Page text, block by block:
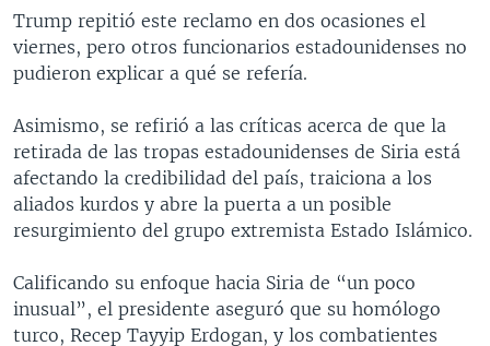
Trump repitió este reclamo en dos ocasiones el
viernes, pero otros funcionarios estadounidenses no
pudieron explicar a qué se refería.
Asimismo, se refirió a las críticas acerca de que la
retirada de las tropas estadounidenses de Siria está
afectando la credibilidad del país, traiciona a los
aliados kurdos y abre la puerta a un posible
resurgimiento del grupo extremista Estado Islámico.
Calificando su enfoque hacia Siria de “un poco
inusual”, el presidente aseguró que su homólogo
turco, Recep Tayyip Erdogan, y los combatientes